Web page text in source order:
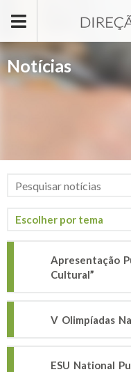
Notícias
Apresentação
Cultural”
V Olimpíadas
ESU National